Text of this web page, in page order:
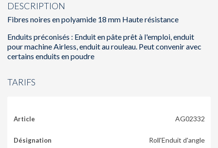
DESCRIPTION
Fibres noires en polyamide 18 mm Haute résistance
Enduits préconisés : Enduit en pâte prêt à l'emploi, enduit
pour machine Airless, enduit au rouleau. Peut convenir avec
certains enduits en poudre
TARIFS
AG02332
Roll'Enduit d'angle